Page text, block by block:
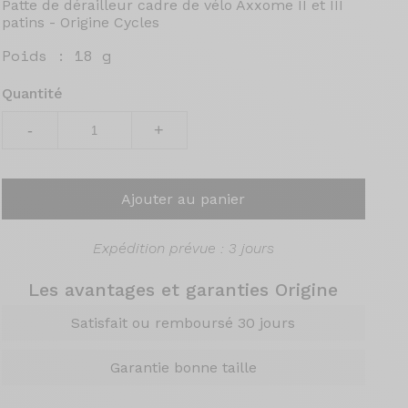
Patte de dérailleur cadre de vélo Axxome II et III
patins - Origine Cycles
Poids : 18 g
Quantité
- +
Ajouter au panier
Expédition prévue : 3 jours
Les avantages et garanties Origine
Satisfait ou remboursé 30 jours
Garantie bonne taille